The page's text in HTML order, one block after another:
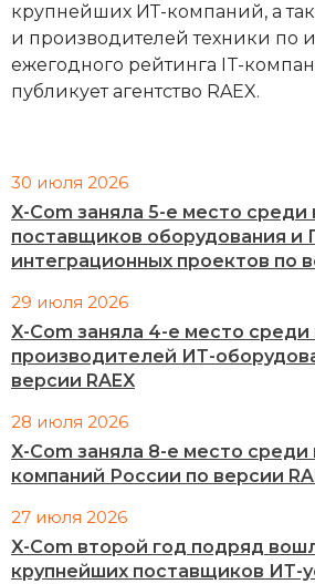
крупнейших ИТ-компаний, а
и производителей техники по
ежегодного рейтинга IT-
публикует агентство RAEX.
30 июля 2026
X-Com заняла 5-е место
поставщиков оборудования и
интеграционных проектов по
29 июля 2026
X-Com заняла 4-е место
производителей ИТ-
версии RAEX
28 июля 2026
X-Com заняла 8-е место
компаний России по версии
27 июля 2026
X-Com второй год подряд
крупнейших поставщиков ИТ-